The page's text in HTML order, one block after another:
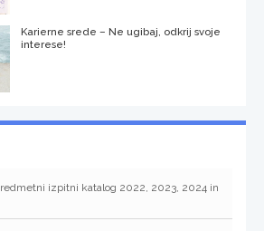
Karierne srede – Ne ugibaj, odkrij svoje
interese!
izpitni katalog 2022, 2023, 2024 in